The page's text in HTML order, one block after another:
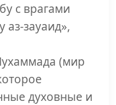
с врагами
зауаид»,
(мир
духовные и